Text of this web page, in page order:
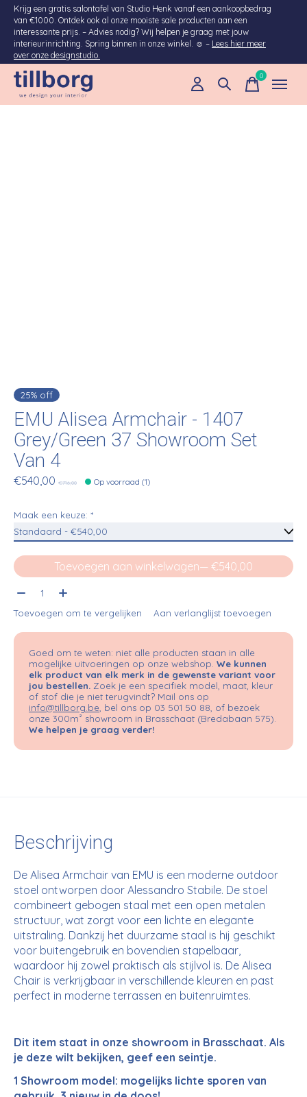
Krijg een gratis salontafel van Studio Henk vanaf een aankoopbedrag
van €1000. Ontdek ook al onze mooiste sale producten aan een
interessante prijs. – Advies nodig? Wij helpen je graag met jouw
interieurinrichting. Spring binnen in onze winkel. ☺ – Lees hier meer
over onze designstudio.
0items
25% off
EMU Alisea Armchair - 1407
Grey/Green 37 Showroom Set
Van 4
€540,00 €716,00 Op voorraad (1)
Maak een keuze: *
Toevoegen aan winkelwagen
— €540,00
Aantal:
Toevoegen om te vergelijken Aan verlanglijst toevoegen
Goed om te weten: niet alle producten staan in alle
mogelijke uitvoeringen op onze webshop. We kunnen
elk product van elk merk in de gewenste variant voor
jou bestellen. Zoek je een specifiek model, maat, kleur
of stof die je niet terugvindt? Mail ons op
info@tillborg.be , bel ons op 03 501 50 88, of bezoek
onze 300m² showroom in Brasschaat (Bredabaan 575).
We helpen je graag verder!
Beschrijving
De Alisea Armchair van EMU is een moderne outdoor
stoel ontworpen door Alessandro Stabile. De stoel
combineert gebogen staal met een open metalen
structuur, wat zorgt voor een lichte en elegante
uitstraling. Dankzij het duurzame staal is hij geschikt
voor buitengebruik en bovendien stapelbaar,
waardoor hij zowel praktisch als stijlvol is. De Alisea
Chair is verkrijgbaar in verschillende kleuren en past
perfect in moderne terrassen en buitenruimtes.
Dit item staat in onze showroom in Brasschaat. Als
je deze wilt bekijken, geef een seintje.
1 Showroom model: mogelijks lichte sporen van